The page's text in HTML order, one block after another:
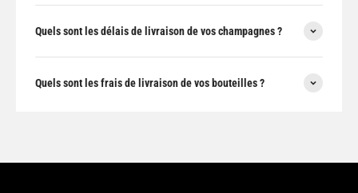
Quels sont les délais de livraison de vos champagnes ?
Quels sont les frais de livraison de vos bouteilles ?